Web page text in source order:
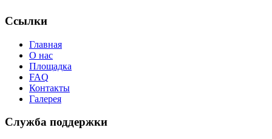
Ссылки
Главная
О нас
Площадка
FAQ
Контакты
Галерея
Служба поддержки